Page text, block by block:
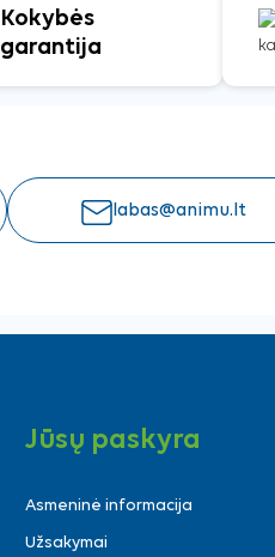
Kokybės
garantija
labas@animu.lt
Jūsų paskyra
Asmeninė informacija
Užsakymai